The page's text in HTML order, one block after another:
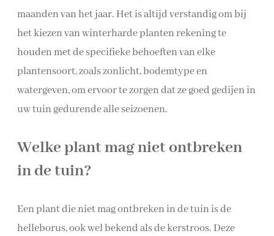
maanden van het jaar. Het is altijd verstandig om bij
het kiezen van winterharde planten rekening te
houden met de specifieke behoeften van elke
plantensoort, zoals zonlicht, bodemtype en
watergeven, om ervoor te zorgen dat ze goed gedijen in
uw tuin gedurende alle seizoenen.
Welke plant mag niet ontbreken
in de tuin?
Een plant die niet mag ontbreken in de tuin is de
helleborus, ook wel bekend als de kerstroos. Deze